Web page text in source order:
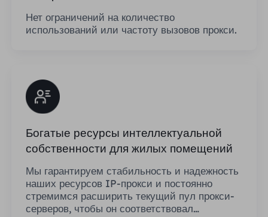
Нет ограничений на количество
использований или частоту вызовов прокси.
Богатые ресурсы интеллектуальной
собственности для жилых помещений
Мы гарантируем стабильность и надежность
наших ресурсов IP-прокси и постоянно
стремимся расширить текущий пул прокси-
серверов, чтобы он соответствовал